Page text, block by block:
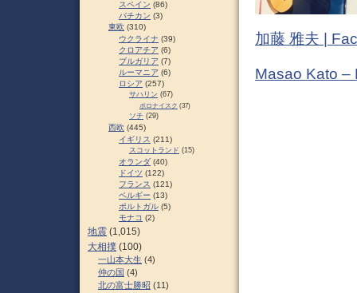
加藤 雅夫 |
Masao Kato –
スペイン (86)
バチカン (3)
東欧 (310)
ウクライナ (39)
クロアチア (6)
ブルガリア (7)
ルーマニア (6)
ロシア (257)
サハリン (67)
ポロナイスク (37)
ソチ (29)
西欧 (445)
イギリス (211)
スコットランド (15)
オランダ (40)
ドイツ (122)
フランス (121)
ベルギー (13)
ポルトガル (5)
モナコ (2)
地震 (1,015)
大相撲 (100)
一山本大生 (4)
仲の国 (4)
北の富士勝昭 (11)